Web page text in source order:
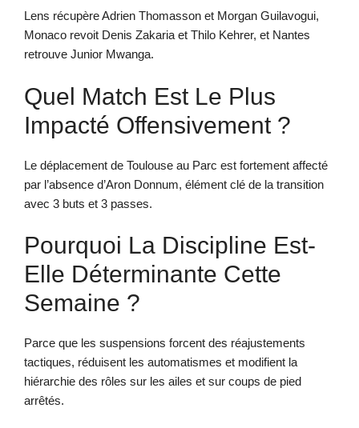
Lens récupère Adrien Thomasson et Morgan Guilavogui,
Monaco revoit Denis Zakaria et Thilo Kehrer, et Nantes
retrouve Junior Mwanga.
Quel Match Est Le Plus
Impacté Offensivement ?
Le déplacement de Toulouse au Parc est fortement affecté
par l’absence d’Aron Donnum, élément clé de la transition
avec 3 buts et 3 passes.
Pourquoi La Discipline Est-
Elle Déterminante Cette
Semaine ?
Parce que les suspensions forcent des réajustements
tactiques, réduisent les automatismes et modifient la
hiérarchie des rôles sur les ailes et sur coups de pied
arrêtés.